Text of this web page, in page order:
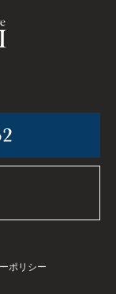
ポリシー